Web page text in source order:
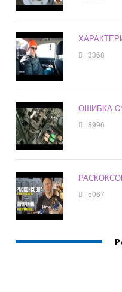
3368
ОШИБКА
8996
5067